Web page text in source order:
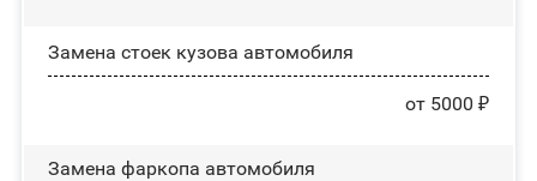
Замена стоек кузова автомобиля
от 5000 ₽
Замена фаркопа автомобиля